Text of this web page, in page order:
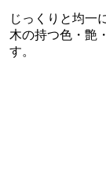
じっくりと均一
木の持つ色・艶
す。